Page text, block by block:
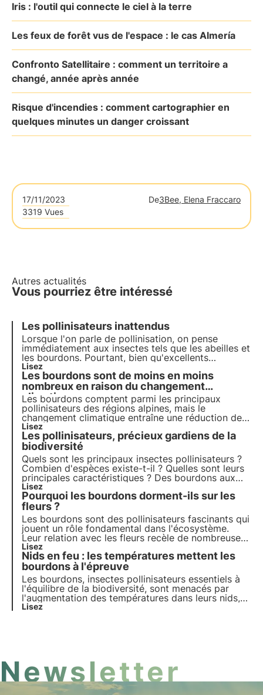
Iris : l'outil qui connecte le ciel à la terre
Les feux de forêt vus de l'espace : le cas Almería
Confronto Satellitaire : comment un territoire a
changé, année après année
Risque d'incendies : comment cartographier en
quelques minutes un danger croissant
17/11/2023 De3Bee, Elena Fraccaro
3319 Vues
Autres actualités
Vous pourriez être intéressé
Les pollinisateurs inattendus
Lorsque l'on parle de pollinisation, on pense
immédiatement aux insectes tels que les abeilles et
les bourdons. Pourtant, bien qu'excellents
pollinisateurs, ces insectes ne sont pas les seuls à
contribuer à cet important service écosystémique.
Lisez
Les bourdons sont de moins en moins
nombreux en raison du changement
climatique
Les bourdons comptent parmi les principaux
pollinisateurs des régions alpines, mais le
changement climatique entraîne une réduction de
leur taille. Découvrez dans cet article comment ce
phénomène pourrait affecter l'écosystème et la
biodiversité des montagnes.
Lisez
Les pollinisateurs, précieux gardiens de la
biodiversité
Quels sont les principaux insectes pollinisateurs ?
Combien d'espèces existe-t-il ? Quelles sont leurs
principales caractéristiques ? Des bourdons aux
osmies, nous allons découvrir dans cet article les
principales espèces de pollinisateurs, précieux
gardiens de la biodiversité.
Lisez
Pourquoi les bourdons dorment-ils sur les
fleurs ?
Les bourdons sont des pollinisateurs fascinants qui
jouent un rôle fondamental dans l'écosystème.
Leur relation avec les fleurs recèle de nombreuses
curiosités. Découvrez-les dans cet article.
Lisez
Nids en feu : les températures mettent les
bourdons à l'épreuve
Les bourdons, insectes pollinisateurs essentiels à
l'équilibre de la biodiversité, sont menacés par
l'augmentation des températures dans leurs nids,
car ils se comportent comme des
Lisez
Newsletter